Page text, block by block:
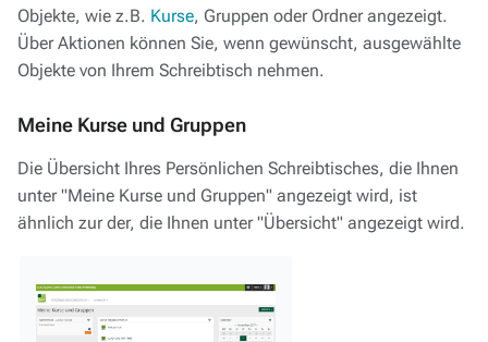
Objekte, wie z.B. Kurse, Gruppen oder Ordner angezeigt.
Über Aktionen können Sie, wenn gewünscht, ausgewählte
Objekte von Ihrem Schreibtisch nehmen.
Meine Kurse und Gruppen
Die Übersicht Ihres Persönlichen Schreibtisches, die Ihnen
unter "Meine Kurse und Gruppen" angezeigt wird, ist
ähnlich zur der, die Ihnen unter "Übersicht" angezeigt wird.